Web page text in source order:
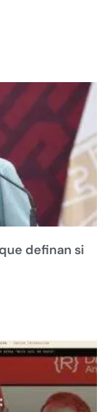
definan si